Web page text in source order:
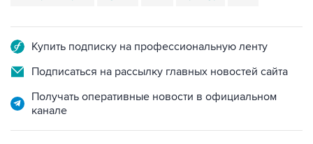
Подписаться на рассылку главных новостей сайта
Получать оперативные новости в официальном
НОВОСТИ ПО ТЕМЕ